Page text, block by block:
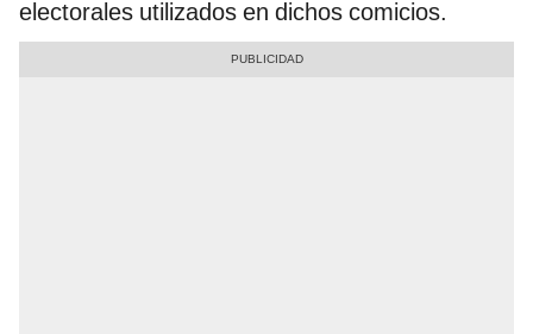
electorales utilizados en dichos comicios.